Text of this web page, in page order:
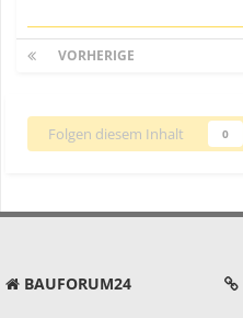
VORHERIGE
Folgen diesem Inhalt 0
BAUFORUM24